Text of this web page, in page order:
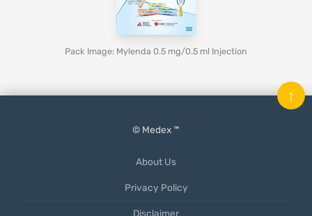
Pack Image: Mylenda 0.5 mg/0.5 ml Injection
© Medex ™
About Us
Privacy Policy
Disclaimer
↑